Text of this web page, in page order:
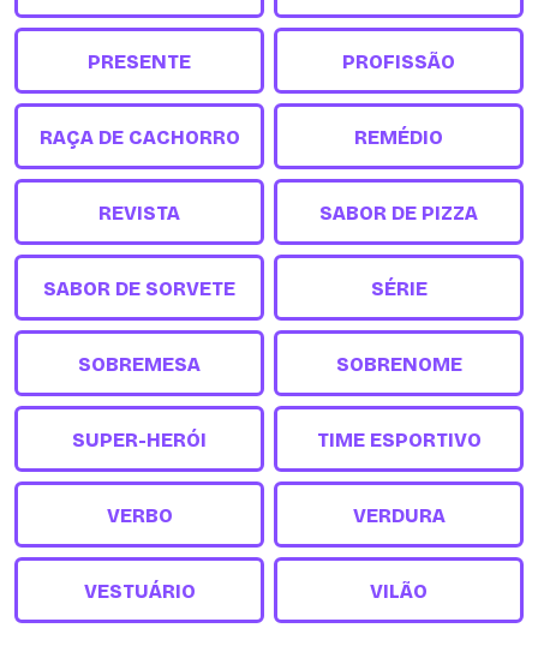
PRESENTE PROFISSÃO
RAÇA DE CACHORRO REMÉDIO
REVISTA SABOR DE PIZZA
SABOR DE SORVETE SÉRIE
SOBREMESA SOBRENOME
SUPER-HERÓI TIME ESPORTIVO
VERBO VERDURA
VESTUÁRIO VILÃO